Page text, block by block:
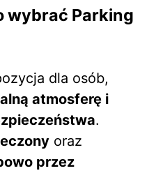
wybrać Parking
dla osób,
atmosferę i
.
oraz
przez